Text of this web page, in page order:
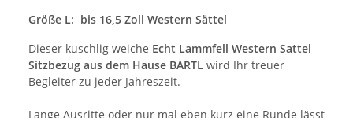
Größe L: bis 16,5 Zoll Western Sättel
Dieser kuschlig weiche Echt Lammfell Western Sattel
Sitzbezug aus dem Hause BARTL wird Ihr treuer
Begleiter zu jeder Jahreszeit.
Lange Ausritte oder nur mal eben kurz eine Runde lässt